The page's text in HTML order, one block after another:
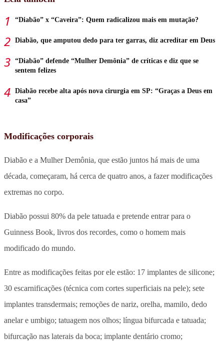
“Diabão” x “Caveira”: Quem radicalizou mais em mutação?
Diabão, que amputou dedo para ter garras, diz acreditar em Deus
“Diabão” defende “Mulher Demônia” de críticas e diz que se
sentem felizes
Diabão recebe alta após nova cirurgia em SP: “Graças a Deus em
casa”
Modificações corporais
Diabão e a Mulher Demônia, que estão juntos há mais de uma
década, começaram, há cerca de quatro anos, a fazer modificações
extremas no corpo.
Diabão possui 80% da pele tatuada e pretende entrar para o
Guinness Book, livros dos recordes, como o homem mais
modificado do mundo.
Entre as modificações feitas por ele estão: 17 implantes de silicone;
30 escarnificações (técnica com cortes superficiais na pele); sete
implantes transdermais; remoções de nariz, orelha, mamilo, dedo
anelar e umbigo; tatuagem nos olhos; língua bifurcada e tatuada;
bifurcação nas laterais da boca; implante dentário cromo;